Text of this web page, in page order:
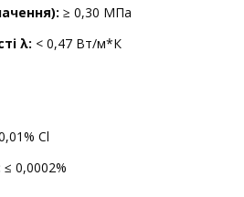
≥ 0,30 МПа
λ: < 0,47 Вт/м*К
Cl
≤ 0,0002%